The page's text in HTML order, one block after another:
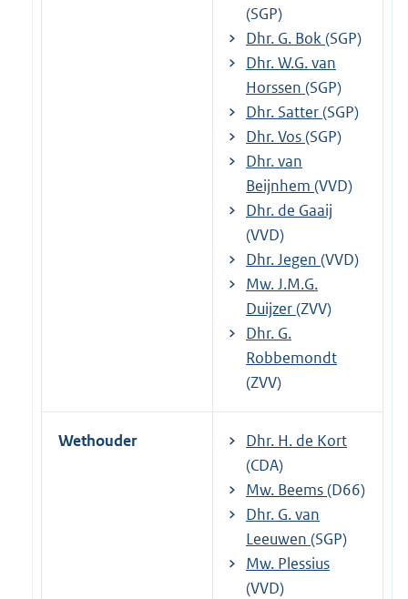
(SGP)
Dhr. G. Bok(SGP)
Dhr. W.G. van
Horssen (SGP)
Dhr. Satter(SGP)
Dhr. Vos(SGP)
Dhr. van
Beijnhem (VVD)
Dhr. de Gaaij
(VVD)
Dhr. Jegen (VVD)
Mw. J.M.G.
Duijzer(ZVV)
Dhr. G.
Robbemondt
(ZVV)
Wethouder
Dhr. H. de Kort
(CDA)
Mw. Beems(D66)
Dhr. G. van
Leeuwen (SGP)
Mw. Plessius
(VVD)